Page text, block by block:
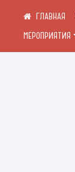
МЕРОПРИЯТИЯ